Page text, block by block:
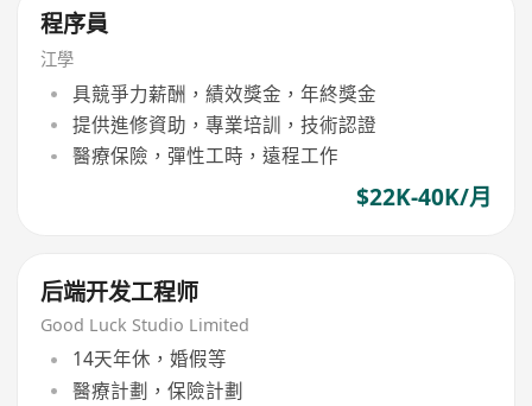
程序員
江學
具競爭力薪酬，績效獎金，年終獎金
提供進修資助，專業培訓，技術認證
醫療保險，彈性工時，遠程工作
$22K-40K/月
后端开发工程师
Good Luck Studio Limited
14天年休，婚假等
醫療計劃，保險計劃